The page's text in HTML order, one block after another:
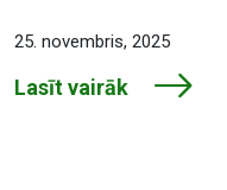
25. novembris, 2025
Lasīt vairāk